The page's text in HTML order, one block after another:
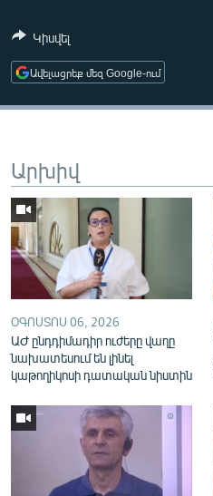
ԲԱՆԱՎԵՃ
ՁԳՏԵԼՈՎ ԼԱՎԱԳՈՒՅՆԻՆ
ՓՈԴՔԱՍԹ
Հայերեն
English
Русский
ՀԵՏԵՎԵՔ ՄԵԶ
Կիսվել
Ավելացրեք մեզ Google-ում
Արխիվ
ՕԳՈՍՏՈՍ 06, 2026
ԱԺ ընդդիմադիր ուժերը վաղը
նախատեսում են լինել
կաթողիկոսի դատական նիստին